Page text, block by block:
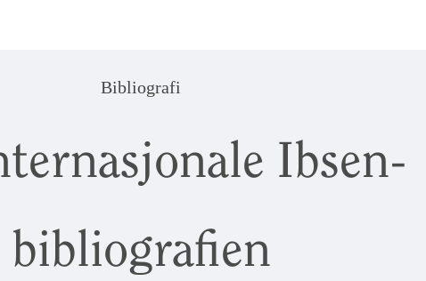
Bibliografi
Ibsen-
bibliografien